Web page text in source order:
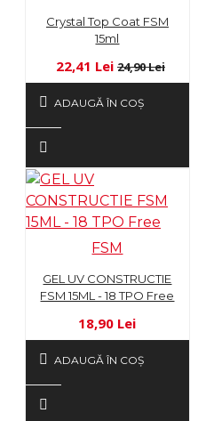
Crystal Top Coat FSM
15ml
22,41 Lei 24,90 Lei
ADAUGĂ ÎN COŞ
FSM
GEL UV CONSTRUCTIE
FSM 15ML - 18 TPO Free
18,90 Lei
ADAUGĂ ÎN COŞ